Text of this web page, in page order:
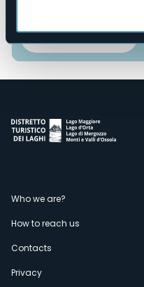
Open the map
Menù
secondario
Who we are?
How to reach us
Contacts
Privacy